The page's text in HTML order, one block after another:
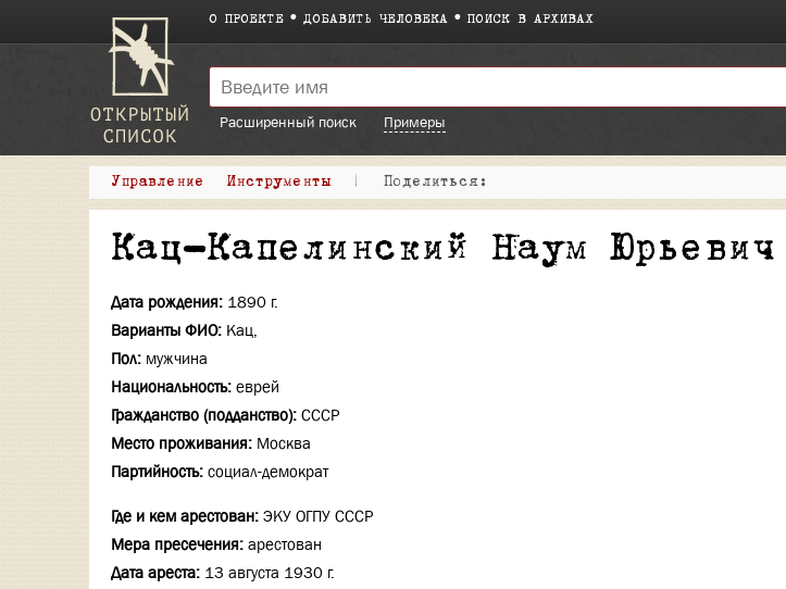
О ПРОЕКТЕ ДОБАВИТЬ ЧЕЛОВЕКА ПОИСК В АРХИВАХ
Расширенный поиск
Примеры
Управление Инструменты | Поделиться:
Кац-Капелинский Наум
Дата рождения: 1890 г.
Варианты ФИО: Кац,
Пол: мужчина
Национальность: еврей
Гражданство (подданство): СССР
Место проживания: Москва
Партийность: социал-демократ
Где и кем арестован: ЭКУ ОГПУ СССР
Мера пресечения: арестован
Дата ареста: 13 августа 1930 г.